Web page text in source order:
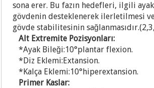
sona erer. Bu fazın hedefleri, ilgili
gövdenin desteklenerek ilerletilmesi
gövde stabilitesinin
Alt Extremite Pozisyonları:
*Ayak Bileği:10°plantar flexion.
*Diz Eklemi:Extansion.
*Kalça Eklemi:10°hiperextansion.
Primer Kaslar: